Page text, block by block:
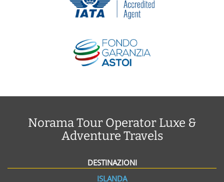
Norama Tour Operator Luxe &
Adventure Travels
DESTINAZIONI
ISLANDA